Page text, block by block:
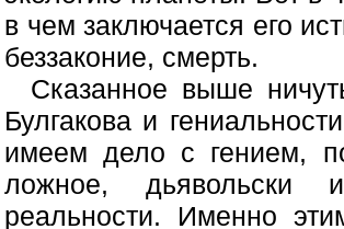
в чем заключается его
беззаконие, смерть.
Сказанное выше
Булгакова и
имеем дело с гением,
ложное, дьявольски
реальности. Именно